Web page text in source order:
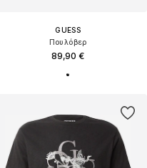
GUESS
Πουλόβερ
89,90 €